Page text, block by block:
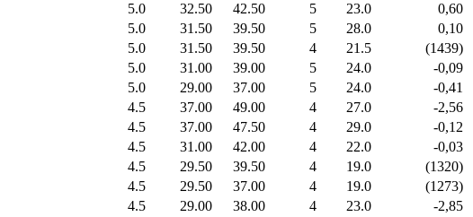
5.0 32.50 42.50 5 23.0
0,60
5.0 31.50 39.50 5 28.0
0,10
5.0 31.50 39.50 4 21.5
(1439)
5.0 31.00 39.00 5 24.0
-0,09
5.0 29.00 37.00 5 24.0
-0,41
4.5 37.00 49.00 4 27.0
-2,56
4.5 37.00 47.50 4 29.0
-0,12
4.5 31.00 42.00 4 22.0
-0,03
4.5 29.50 39.50 4 19.0
(1320)
4.5 29.50 37.00 4 19.0
(1273)
4.5 29.00 38.00 4 23.0
-2,85